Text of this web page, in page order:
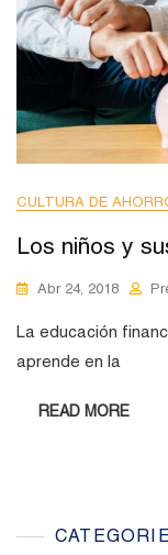
CULTURA DE
Los niños y
Abr 24, 2018
La educación
aprende en la
READ MORE